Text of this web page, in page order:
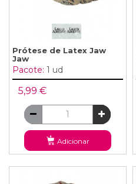
Prótese de Latex Jaw
Jaw
Pacote: 1 ud
5,99 €
Adicionar